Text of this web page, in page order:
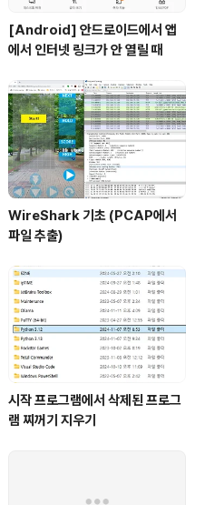
[Android] 안드로이드에서 앱
에서 인터넷 링크가 안 열릴 때
WireShark 기초 (PCAP에서
파일 추출)
시작 프로그램에서 삭제된 프로그
램 찌꺼기 지우기